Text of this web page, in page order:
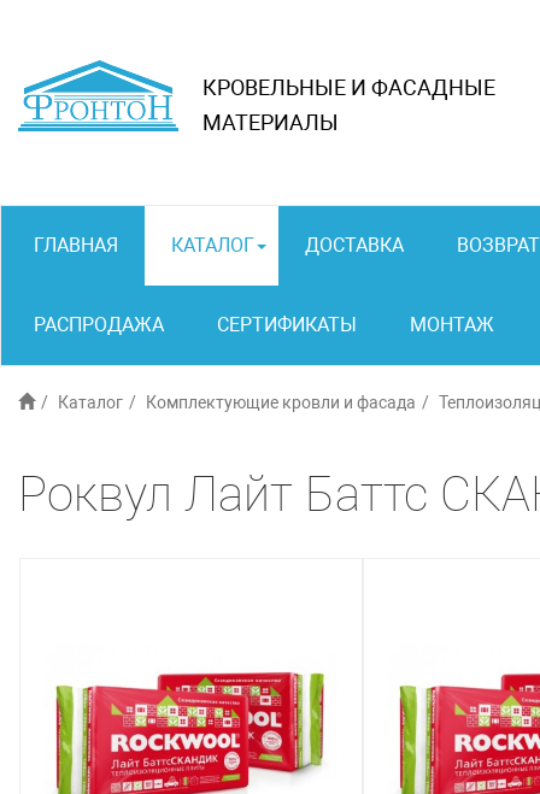
КРОВЕЛЬНЫЕ И ФАСАДНЫЕ
МАТЕРИАЛЫ
ГЛАВНАЯ КАТАЛОГ ДОСТАВКА ВОЗВРАТ
РАСПРОДАЖА СЕРТИФИКАТЫ МОНТАЖ
Каталог Комплектующие кровли и фасада
Роквул Лайт Баттс